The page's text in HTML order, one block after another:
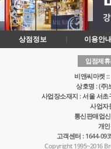
상점정보 이용안내
입점제
비앤씨마켓
상호명 : (주)
사업장소재지 : 서울 서초
사업자
통신판매업
개
고객센터 : 1644-
Copyright 1995~2016